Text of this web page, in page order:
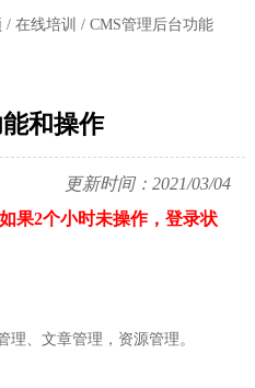
/ 在线培训 / CMS管理后台功能
和操作
更新时间：2021/03/04
果2个小时未操作，登录状
理 、文章管理， 资源管理 。